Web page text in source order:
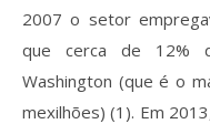
2007 o setor
que cerca de 12%
Washington (que é o
mexilhões) (1). Em